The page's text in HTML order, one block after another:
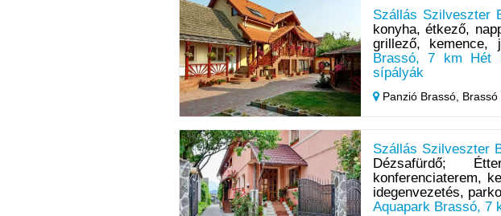
Szállás Szilveszter
konyha, étkező,
grillező, kemence,
Brassó, 7 km Hét
sípályák
Panzió Brassó, Brassó
Szállás Szilveszter
Dézsafürdő;
konferenciaterem,
idegenvezetés,
Aquapark Brassó, 7